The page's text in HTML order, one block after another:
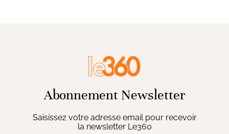
Abonnement Newsletter
Saisissez votre adresse email pour recevoir
la newsletter Le360